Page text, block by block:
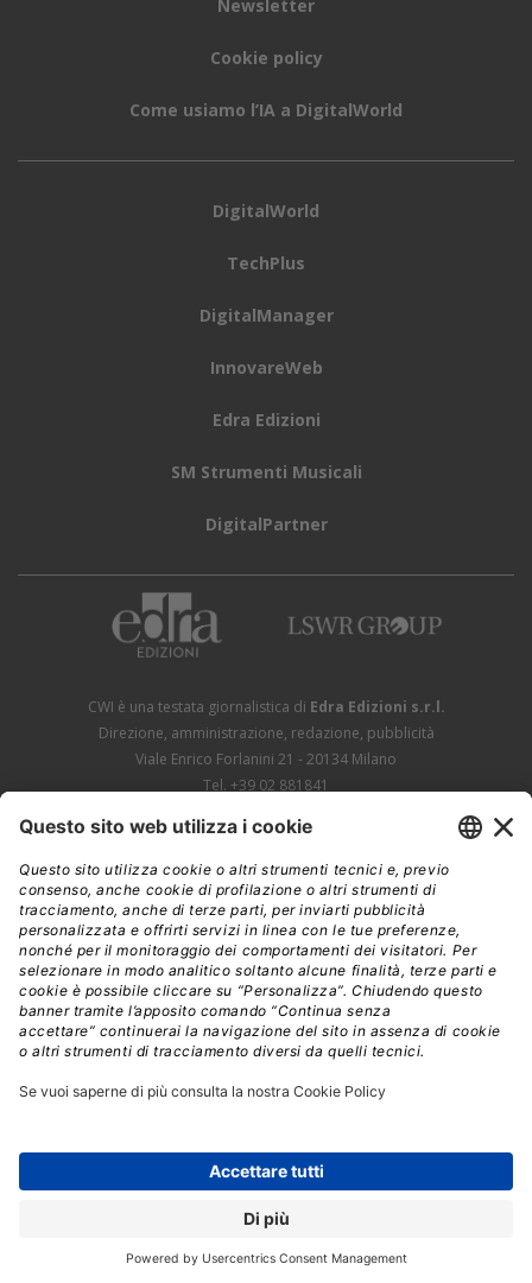
Newsletter
Cookie policy
Come usiamo l’IA a DigitalWorld
DigitalWorld
TechPlus
DigitalManager
InnovareWeb
Edra Edizioni
SM Strumenti Musicali
DigitalPartner
CWI è una testata giornalistica di Edra Edizioni s.r.l.
Direzione, amministrazione, redazione, pubblicità
Viale Enrico Forlanini 21 - 20134 Milano
Tel. +39 02 881841
www.edraedizioni.it|
Follow Us